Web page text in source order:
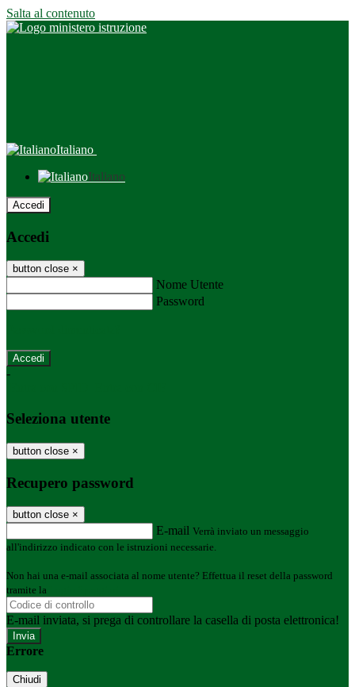
Salta al contenuto
Italiano
Italiano
Accedi
Accedi
button close ×
Nome Utente
Password
-
Seleziona utente
button close ×
Recupero password
button close ×
E-mail Verrà inviato un messaggio
all'indirizzo indicato con le istruzioni necessarie.
Non hai una e-mail associata al nome utente? Effettua il reset della password
tramite la
E-mail inviata, si prega di controllare la casella di posta elettronica!
Errore
Chiudi